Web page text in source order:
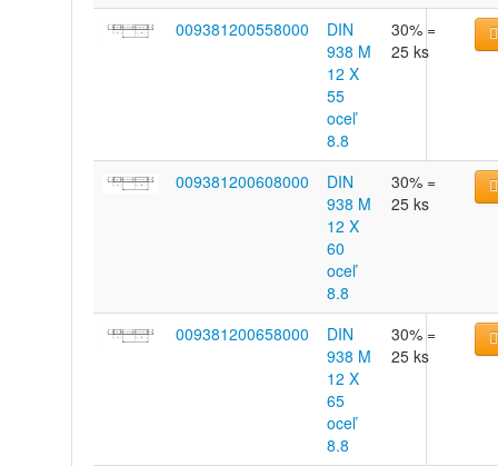
009381200558000
DIN
938 M
12 X
55
oceľ
8.8
30% =
25 ks
009381200608000
DIN
938 M
12 X
60
oceľ
8.8
30% =
25 ks
009381200658000
DIN
938 M
12 X
65
oceľ
8.8
30% =
25 ks